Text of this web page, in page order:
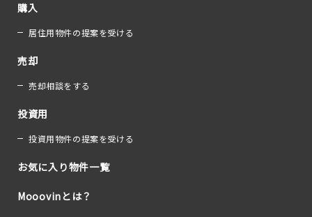
購入
居住用物件の提案を受ける
売却
売却相談をする
投資用
投資用物件の提案を受ける
お気に入り物件一覧
Mooovinとは？